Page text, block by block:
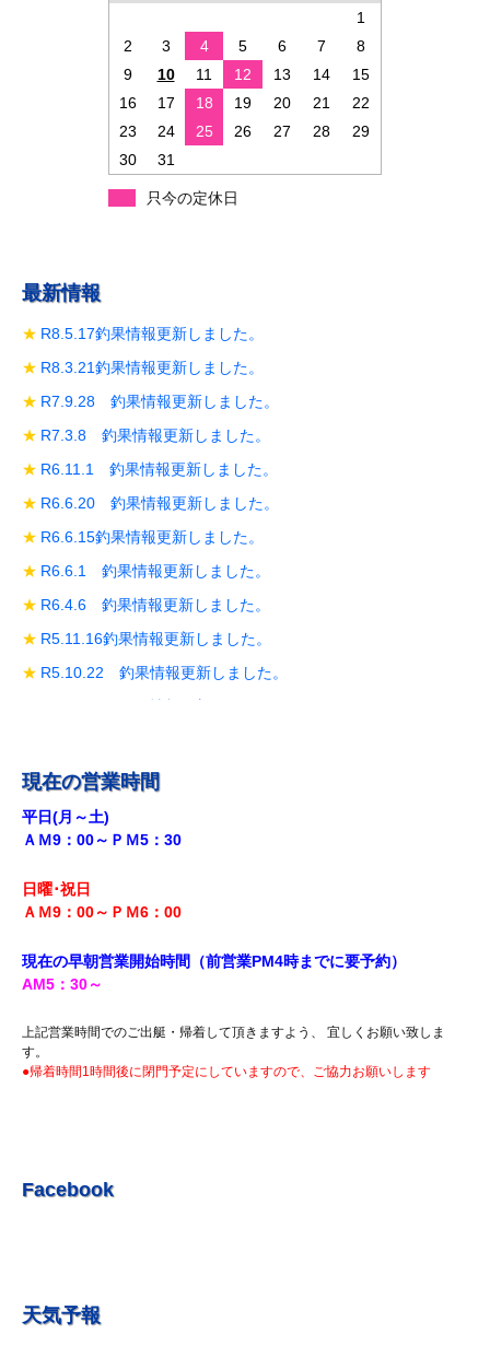
1
2
3 4 5 6 7
8
9
10 11 12 13 14
15
16
17 18 19 20 21
22
23
24 25 26 27 28
29
30
31
只今の定休日
最新情報
R8.5.17釣果情報更新しました。
R8.3.21釣果情報更新しました。
R7.9.28 釣果情報更新しました。
R7.3.8 釣果情報更新しました。
R6.11.1 釣果情報更新しました。
R6.6.20 釣果情報更新しました。
R6.6.15釣果情報更新しました。
R6.6.1 釣果情報更新しました。
R6.4.6 釣果情報更新しました。
R5.11.16釣果情報更新しました。
R5.10.22 釣果情報更新しました。
R5.9.28 釣果情報更新しました。
R5.9.18釣果情報更新しました。
R5.8.12 釣果情報更新しました。
R5.7.27 釣果情報更新しました。
R5.7.16 釣果情報更新しました。
R5.7.3 釣果情報更新しました。
R5.5.20 釣果情報更新しました。
R5.3.25釣果情報更新しました。
現在の営業時間
平日(月～土)
ＡＭ9：00～ＰＭ5：30
日曜･祝日
ＡＭ9：00～ＰＭ6 ：00
現在の早朝営業開始時間（前営業PM4時までに要予約）
AM5 ：30～
上記営業時間でのご出艇・帰着して頂きますよう、 宜しくお願い致しま
す。
●帰着時間1時間後に閉門予定にしていますので、ご協力お願いします
Facebook
天気予報